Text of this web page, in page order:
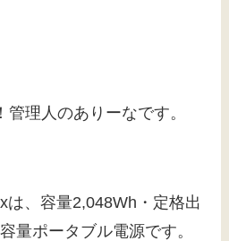
理人のありーなです。
は、容量2,048Wh・定格出
量ポータブル電源です。